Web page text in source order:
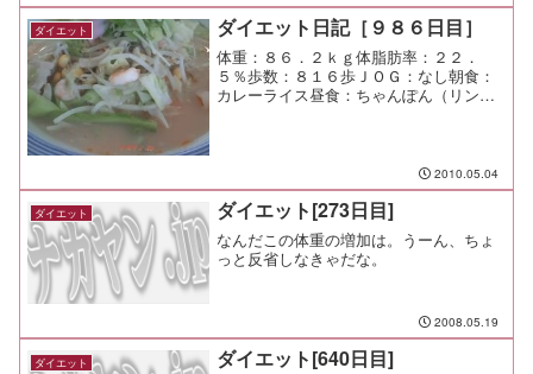
ダイエット ダイエット日記［９８６日目］
体重：８６．２ｋｇ体脂肪率：２２．
５％歩数：８１６歩ＪＯＧ：なし朝食：
カレーライス昼食：ちゃんぽん（リンガ
2010.05.04
ダイエット ダイエット[273日目]
なんだこの体重の増加は。うーん、ちょ
っと反省しなきゃだな。
2008.05.19
ダイエット ダイエット[640日目]